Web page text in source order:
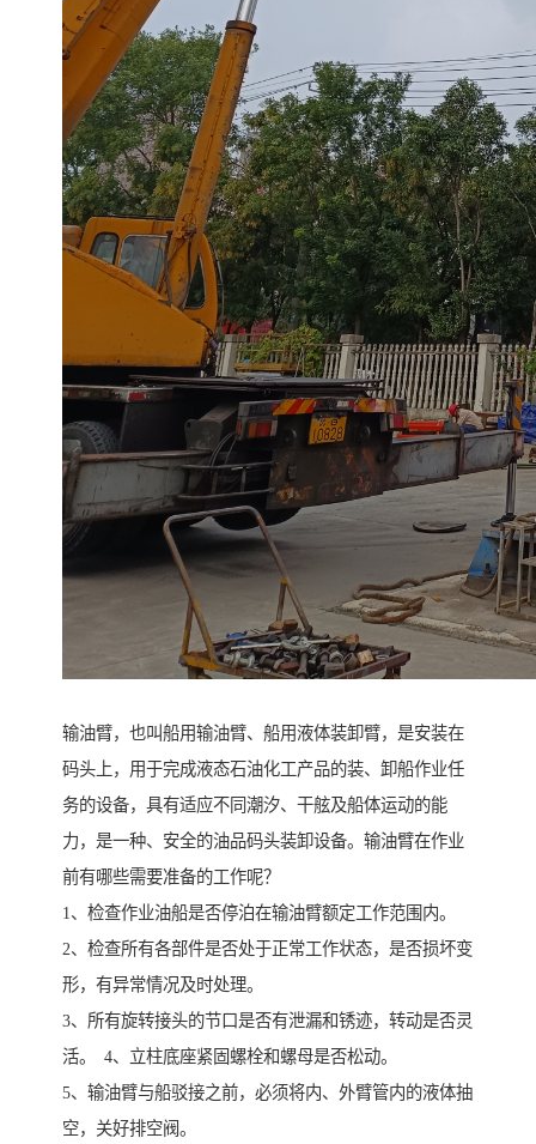
输油臂，也叫船用输油臂、船用液体装卸臂，是安装在
码头上，用于完成液态石油化工产品的装、卸船作业任
务的设备，具有适应不同潮汐、干舷及船体运动的能
力，是一种、安全的油品码头装卸设备。输油臂在作业
前有哪些需要准备的工作呢？
1、检查作业油船是否停泊在输油臂额定工作范围内。
2、检查所有各部件是否处于正常工作状态，是否损坏变
形，有异常情况及时处理。
3、所有旋转接头的节口是否有泄漏和锈迹，转动是否灵
活。 4、立柱底座紧固螺栓和螺母是否松动。
5、输油臂与船驳接之前，必须将内、外臂管内的液体抽
空，关好排空阀。